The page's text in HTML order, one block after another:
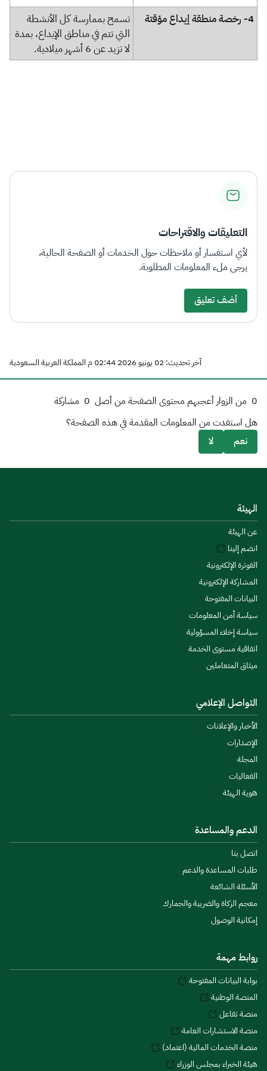
4- رخصة منطقة إيداع مؤقتة
​تسمح بممارسة كل الأنشطة
التي تتم في مناطق الإيداع، بمدة
لا تزيد عن 6 أشهر ميلادية.
التعليقات والاقتراحات
لأي استفسار أو ملاحظات حول الخدمات أو الصفحة الحالية،
يرجى ملء المعلومات المطلوبة.
أضف تعليق
آخر تحديث: 02 يونيو 2026 02:44 م المملكة العربية السعودية
0 من الزوار أعجبهم محتوى الصفحة من أصل 0 مشاركة
هل استفدت من المعلومات المقدمة في هذه الصفحة؟
نعم
لا
الهيئة
عن الهيئة
انضم إلينا
الفوترة الإلكترونية
المشاركة الإلكترونية
البيانات المفتوحة
سياسة أمن المعلومات
سياسة إخلاء المسؤولية
اتفاقية مستوى الخدمة
ميثاق المتعاملين
التواصل الإعلامي
الأخبار والإعلانات
الإصدارات
المجلة
الفعاليات
هوية الهيئة
الدعم والمساعدة
اتصل بنا
طلبات المساعدة والدعم
الأسئلة الشائعة
معجم الزكاة والضريبة والجمارك
إمكانية الوصول
روابط مهمة
بوابة البيانات المفتوحة
المنصة الوطنية
منصة تفاعل
منصة الاستشارات العامة
منصة الخدمات المالية (اعتماد)
هيئة الخبراء بمجلس الوزراء